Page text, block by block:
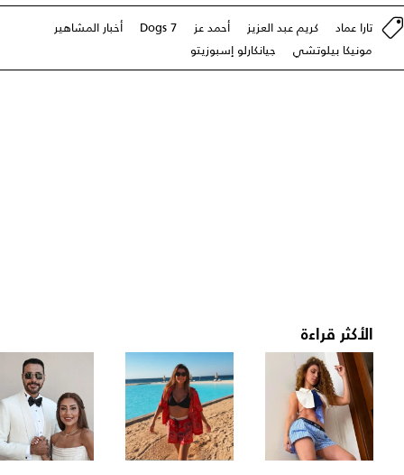
تارا عماد كريم عبد العزيز أحمد عز 7 Dogs
أخبار المشاهير
مونيكا بيلوتشي
جيانكارلو إسبوزيتو
الأكثر قراءة